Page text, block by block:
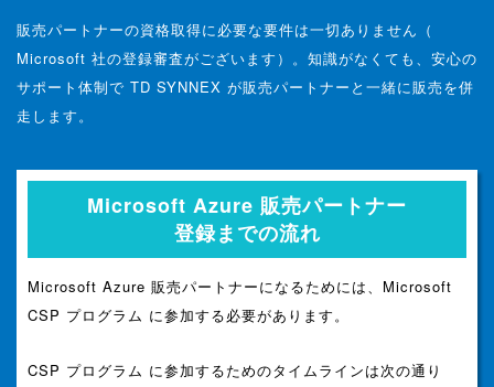
販売パートナーの資格取得に必要な要件は一切ありません（
Microsoft 社の登録審査がございます）。 知識がなくても、安心の
サポート体制で TD SYNNEX が販売パートナーと一緒に販売を併
走します。
Microsoft Azure 販売パートナー
登録までの流れ
Microsoft Azure 販売パートナーになるためには、 Microsoft
CSP プログラム に参加する必要があります。
CSP プログラム に参加するためのタイムラインは次の通り